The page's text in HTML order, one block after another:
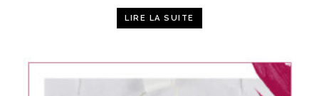
LIRE LA SUITE